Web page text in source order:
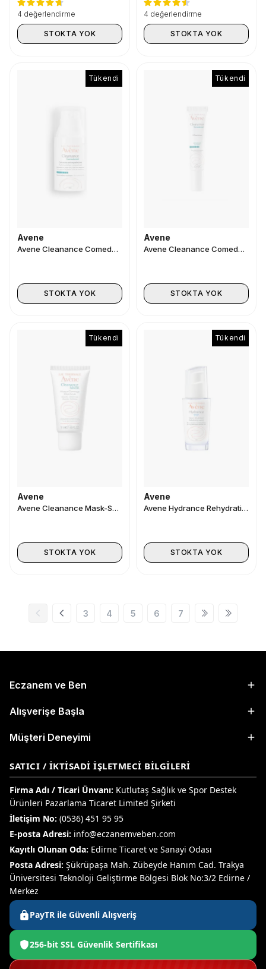
4 değerlendirme
STOKTA YOK
4 değerlendirme
STOKTA YOK
Tükendi
Avene
Avene Cleanance Comedomed Konsantre Bakım Kremi 30 ml
STOKTA YOK
Tükendi
Avene
Avene Cleanance Comedomed Emulsion 15 ml
STOKTA YOK
Tükendi
Avene
Avene Cleanance Mask-Scrub 50 ml
STOKTA YOK
Tükendi
Avene
Avene Hydrance Rehydrating Serum 30 ml
STOKTA YOK
3 4 5 6 7
Eczanem ve Ben
Alışverişe Başla
Müşteri Deneyimi
SATICI / İKTISADI İŞLETMECI BILGILERI
Firma Adı / Ticari Ünvanı: Kutlutaş Sağlık ve Spor Destek
Ürünleri Pazarlama Ticaret Limited Şirketi
İletişim No: (0536) 451 95 95
E-posta Adresi: info@eczanemveben.com
Kayıtlı Olunan Oda: Edirne Ticaret ve Sanayi Odası
Posta Adresi: Şükrüpaşa Mah. Zübeyde Hanım Cad. Trakya
Üniversitesi Teknoloji Geliştirme Bölgesi Blok No:3/2 Edirne /
Merkez
PayTR ile Güvenli Alışveriş
256-bit SSL Güvenlik Sertifikası